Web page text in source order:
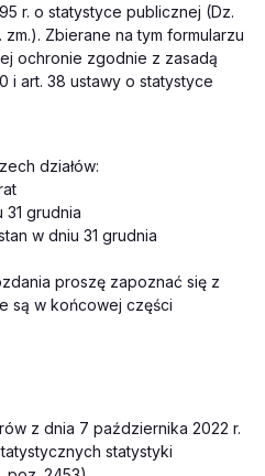
r. o statystyce publicznej (Dz.
Zbierane na tym formularzu
ochronie zgodnie z zasadą
i art. 38 ustawy o statystyce
działów:
31 grudnia
w dniu 31 grudnia
proszę zapoznać się z
są w końcowej części
z dnia 7 października 2022 r.
statystyki